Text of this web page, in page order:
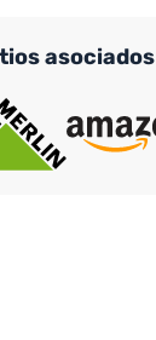
asociados